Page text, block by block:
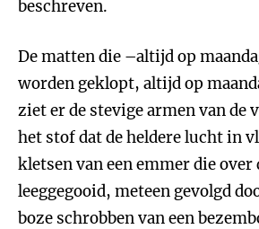
beschreven.
De matten die –altijd op
worden geklopt, altijd op
ziet er de stevige armen van de
het stof dat de heldere lucht in
kletsen van een emmer die
leeggegooid, meteen gevolgd
boze schrobben van een